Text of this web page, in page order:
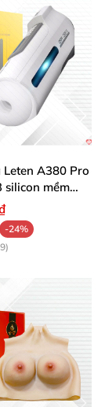
A380 Pro
silicon mềm
-24%